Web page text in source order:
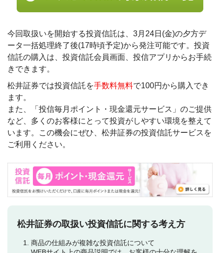
今回取扱いを開始する投資信託は、3月24日(金)の夕方デ
ータ一括処理終了後(17時頃予定)から発注可能です。投資
信託の購入は、投資信託会員画面、投信アプリからお手続
きできます。
松井証券では投資信託を手数料無料で100円から購入でき
ます。
また、「投信毎月ポイント・現金還元サービス」のご提供
など、多くのお客様にとって投資がしやすい環境を整えて
います。この機会にぜひ、松井証券の投資信託サービスを
ご利用ください。
松井証券の取扱い投資信託に関する考え方
商品の仕組みが複雑な投資信託について